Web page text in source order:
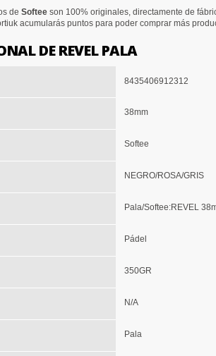
deSoftee son 100% originales, directamente de
acumularás puntos para poder comprar más
DE REVEL PALA
8435406912312
38mm
Softee
NEGRO/ROSA/GRIS
Pala/Softee:REVEL
Pádel
350GR
N/A
Pala